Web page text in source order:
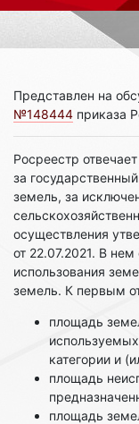
Представлен на
№148444 приказа
Росреестр отвечает
за
земель, за
осуществления
от 22.07.2021. В
использования
земель. К первым
площадь
категории и
площадь
площадь